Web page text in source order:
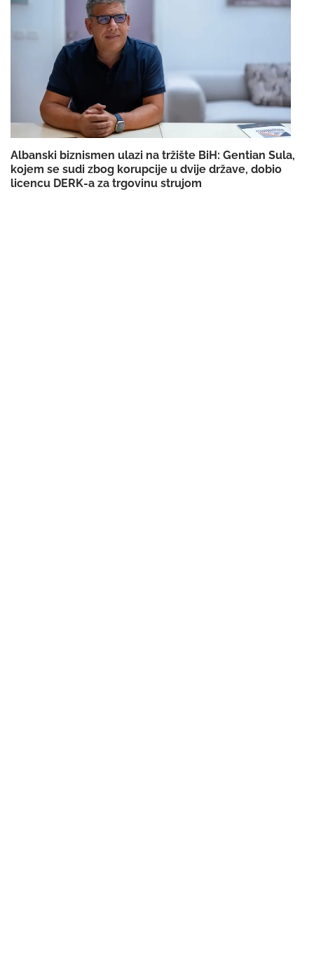
Albanski biznismen ulazi na tržište BiH: Gentian Sula,
kojem se sudi zbog korupcije u dvije države, dobio
licencu DERK-a za trgovinu strujom